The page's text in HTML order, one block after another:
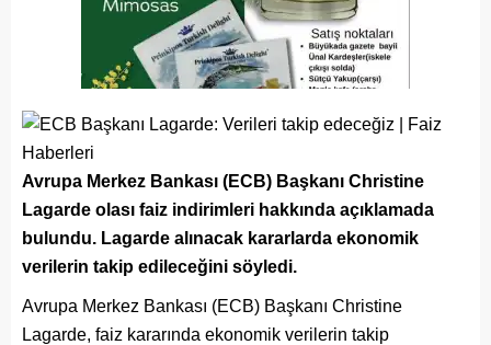
Avrupa Merkez Bankası (ECB) Başkanı Christine
Lagarde olası faiz indirimleri hakkında açıklamada
bulundu. Lagarde alınacak kararlarda ekonomik
verilerin takip edileceğini söyledi.
Avrupa Merkez Bankası (ECB) Başkanı Christine
Lagarde, faiz kararında ekonomik verilerin takip